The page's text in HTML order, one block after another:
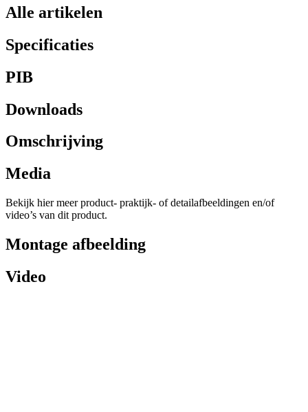
Alle artikelen
Specificaties
PIB
Downloads
Omschrijving
Media
Bekijk hier meer product- praktijk- of detailafbeeldingen en/of
video’s van dit product.
Montage afbeelding
Video